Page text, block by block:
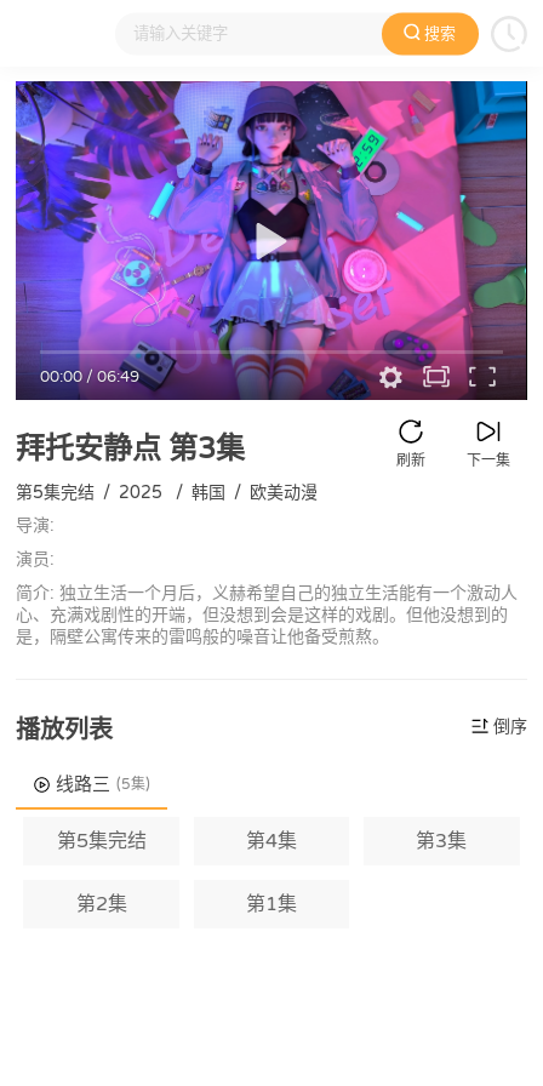
搜索
大家在看 日本动漫 国产动漫 欧美动漫 动漫电影
00:00/06:49
拜托安静点 第3集 下一集
刷新
第5集完结 / 2025 / 韩国 / 欧美动漫
导演:
演员:
简介: 独立生活一个月后，义赫希望自己的独立生活能有一个激动人
心、充满戏剧性的开端，但没想到会是这样的戏剧。但他没想到的
是，隔壁公寓传来的雷鸣般的噪音让他备受煎熬。
播放列表 倒序
线路三 (5集)
第5集完结 第4集 第3集
第2集 第1集